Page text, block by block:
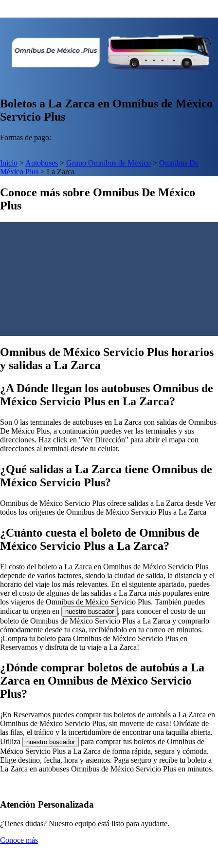
Boletos a La Zarca en Omnibus de México
Servicio Plus
Formas de pago:
Inicio > Autobuses > Grupo Omnibus de Mexico > Omnibus De
México Plus > La Zarca
Conoce más sobre Omnibus De México
Plus
Omnibus de México Servicio Plus horarios
y salidas a La Zarca
¿A Dónde llegan los autobuses Omnibus de
México Servicio Plus en La Zarca?
Son 0 las terminales de autobuses en La Zarca con salidas de Omnibus
De México Plus, a continuación puedes ver las terminales y sus
direcciones. Haz click en "Ver Dirección" para abrir el mapa con
direcciones al terminal desde tu celular.
¿Qué salidas a La Zarca tiene Omnibus de
México Servicio Plus?
Omnibus de México Servicio Plus ofrece salidas a La Zarca desde Ver
todos los orígenes de Omnibus de México Servicio Plus a La Zarca
¿Cuánto cuesta el boleto de Omnibus de
México Servicio Plus a La Zarca?
El costo del boleto a La Zarca en Omnibus de México Servicio Plus
depende de varios factores, siendo la ciudad de salida, la distancia y el
horario del viaje los más relevantes. En el siguiente apartado, puedes
ver el costo de algunas de las salidas a La Zarca más populares entre
los viajeros de Omnibus de México Servicio Plus. También puedes
indicar tu origen en
nuestro buscador , para conocer el costo de un
boleto de Omnibus de México Servicio Plus a La Zarca y comprarlo
cómodamente desde tu casa, recibiéndolo en tu correo en minutos.
¡Compra tu boleto para Omnibus de México Servicio Plus en
Reservamos y disfruta de tu viaje a La Zarca!
¿Dónde comprar boletos de autobús a La
Zarca en Omnibus de México Servicio
Plus?
¡En Reservamos puedes comprar tus boletos de autobús a La Zarca en
Omnibus de México Servicio Plus, sin moverte de casa! Olvídate de
las filas, el tráfico y la incertidumbre de encontrar una taquilla abierta.
Utiliza
nuestro buscador
para comprar tus boletos de Omnibus de
México Servicio Plus a La Zarca de forma rápida, segura y cómoda.
Elige destino, fecha, hora y asientos. Paga seguro y recibe tu boleto a
La Zarca en autobuses Omnibus de México Servicio Plus en minutos.
Atención Personalizada
¿Tienes dudas? Nuestro equipo está listo para ayudarte.
Conoce más